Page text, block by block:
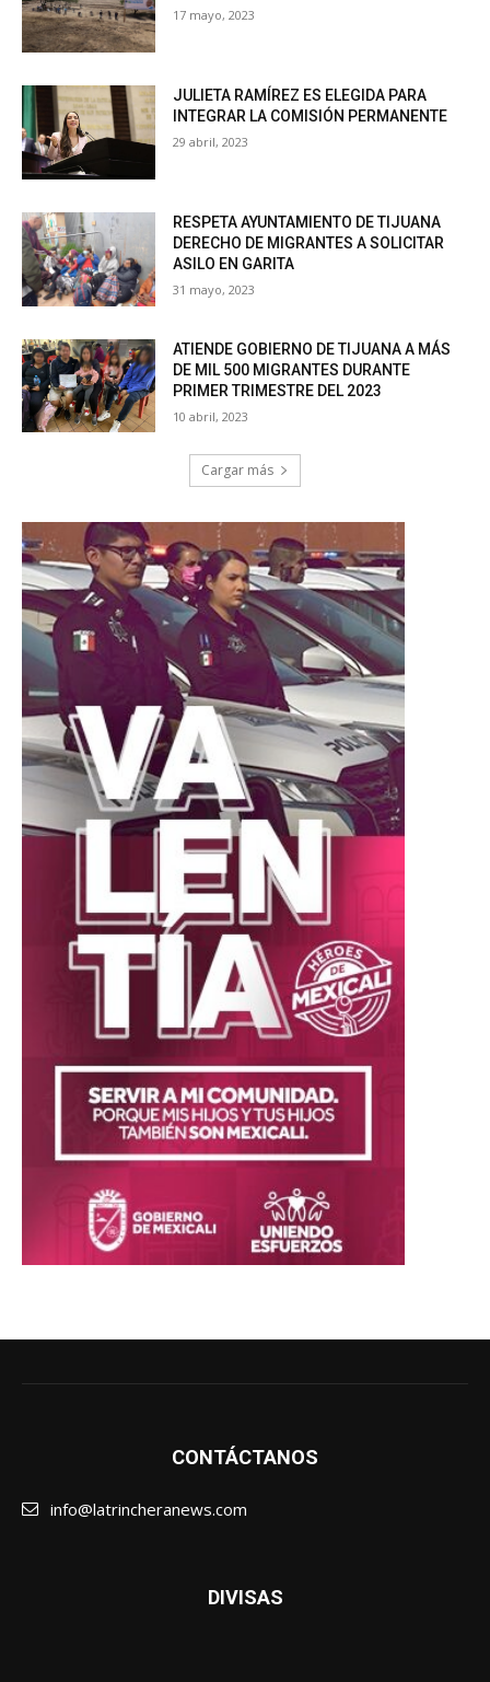
17 mayo, 2023
JULIETA RAMÍREZ ES ELEGIDA PARA
INTEGRAR LA COMISIÓN PERMANENTE
29 abril, 2023
RESPETA AYUNTAMIENTO DE TIJUANA
DERECHO DE MIGRANTES A SOLICITAR
ASILO EN GARITA
31 mayo, 2023
ATIENDE GOBIERNO DE TIJUANA A MÁS
DE MIL 500 MIGRANTES DURANTE
PRIMER TRIMESTRE DEL 2023
10 abril, 2023
Cargar más
CONTÁCTANOS
info@latrincheranews.com
DIVISAS